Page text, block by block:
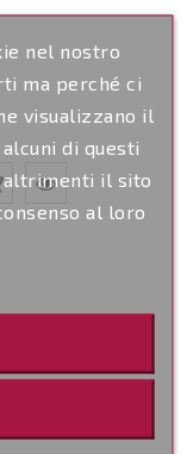
nel nostro
ma perché ci
visualizzano il
di questi
altrimenti il sito
al loro